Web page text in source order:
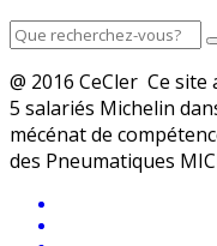
@ 2016 CeCler Ce
5 salariés Michelin
mécénat de
des Pneumatiques